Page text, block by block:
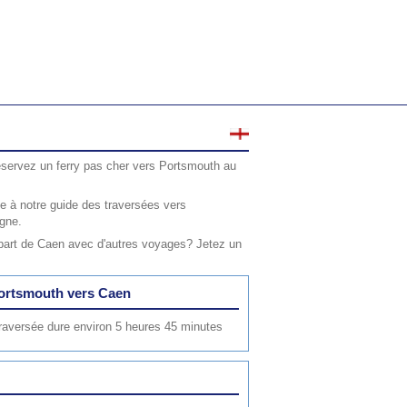
un ferry pas cher vers Portsmouth au
à notre guide des traversées vers
de Caen avec d'autres voyages? Jetez un
vers Caen
dure environ 5 heures 45 minutes